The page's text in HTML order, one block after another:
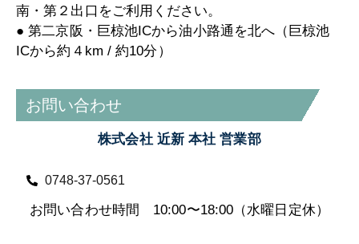
南・第２出口をご利用ください。
● 第二京阪・巨椋池ICから油小路通を北へ（巨椋池
ICから約４km / 約10分）
お問い合わせ
株式会社 近新 本社 営業部
0748-37-0561
お問い合わせ時間 10:00〜18:00（水曜日定休）